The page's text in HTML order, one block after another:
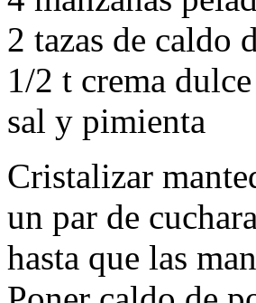
2 tazas de caldo
1/2 t crema dulce
sal y pimienta
Cristalizar
un par de
hasta que las